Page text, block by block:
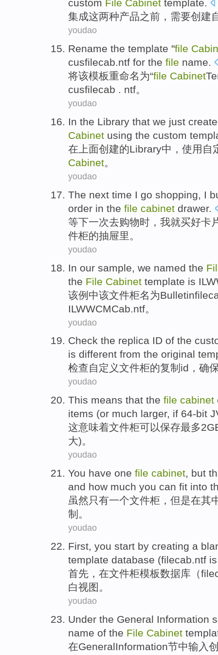
custom File Cabinet template.
集成这两种产品之前 ， 需要创建
youdao
Rename the template "file
cusfilecab.ntf for the file name.
将该模板重命名为“file Cabinet
cusfilecab . ntf。
youdao
In the Library that we just
Cabinet using the custom
在 上面创建的Library中， 使用 自
Cabinet。
youdao
The next time I go shopping, I
order in the file cabinet drawer.
等下一次去购物时 ， 我就买好卡
件柜的抽屉里。
youdao
In our sample, we named the
the File Cabinet template is
该例中该文件柜名为
ILWWCMCab. ntf。
youdao
Check the replica ID of the
is different from the original
检查自定义文件柜的复制 id ， 确
youdao
This means that the file cabinet
items (or much larger, if 64-bit
这意味着文件柜可以保存最多2
大)。
youdao
You have one file cabinet, but
and how much you can fit into
虽然只有一个文件柜 ， 但是在其
制 。
youdao
First, you start by creating a
template database (filecab.ntf is
首先 ， 在文件柜模板数据库 （
白视图 。
youdao
Under the General Information
name of the File Cabinet
在GeneralInformation节中输入